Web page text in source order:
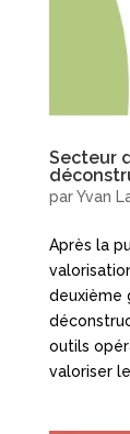
Secteur
parYvan
Après la
deuxième
outils
valoriser